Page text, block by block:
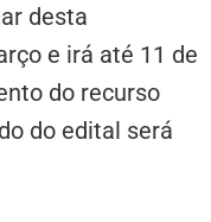
desta
e irá até 11 de
do recurso
do edital será